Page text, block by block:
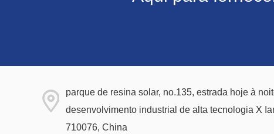
parque de resina solar, no.135, estrada hoje à
desenvolvimento industrial de alta tecnologia X
710076, China